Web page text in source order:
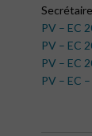
PV – EC
PV – EC
PV – EC
PV – EC